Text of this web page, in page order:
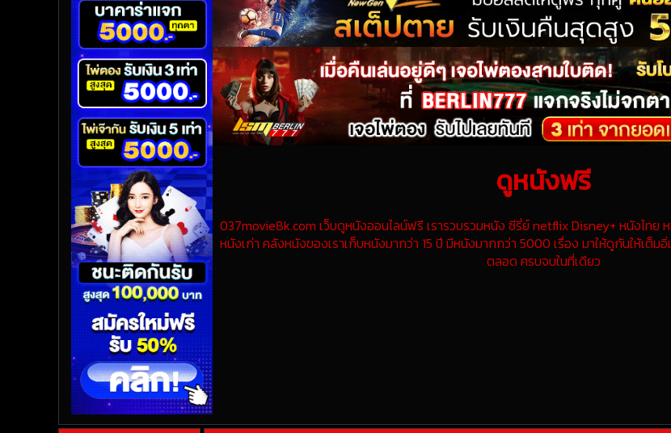
ดูหนังฟรี
037movie8k.com เว็บดูหนังออนไลน์ฟรี เรารวบรวมหนัง ซีรี่ย์ netflix Disney+ หนังไทย
หนังเก่า คลังหนังของเราเก็บหนังมากว่า 15 ปี มีหนังมากกว่า 5000 เรื่อง มาให้ดูกันให้เต็
ตลอด ครบจบในที่เดียว